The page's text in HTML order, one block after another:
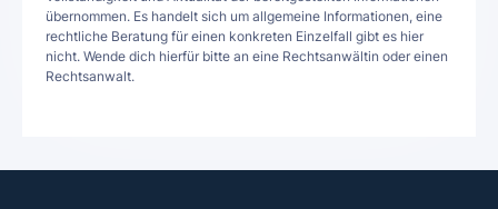
übernommen. Es handelt sich um allgemeine Informationen, eine
rechtliche Beratung für einen konkreten Einzelfall gibt es hier
nicht. Wende dich hierfür bitte an eine Rechtsanwältin oder einen
Rechtsanwalt.